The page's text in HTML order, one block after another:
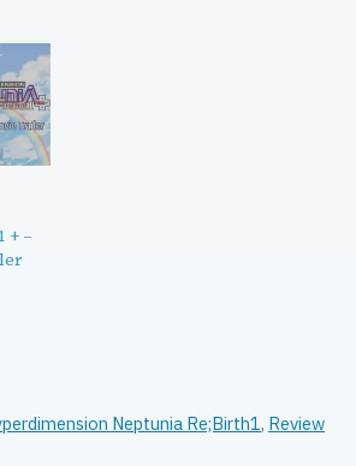
+ –
Neptunia Re;Birth1, Review